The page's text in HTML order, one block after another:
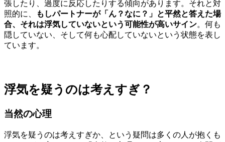
張したり、過度に反応したりする傾向があります。それと対
照的に、
もしパートナーが「ん？なに？」と平然と答えた場
合、それは浮気していないという可能性が高いサイン。何も
隠していない、そして何も心配していないという状態を表し
ています。
浮気を疑うのは考えすぎ？
当然の心理
浮気を疑うのは考えすぎか、という疑問は多くの人が抱くも